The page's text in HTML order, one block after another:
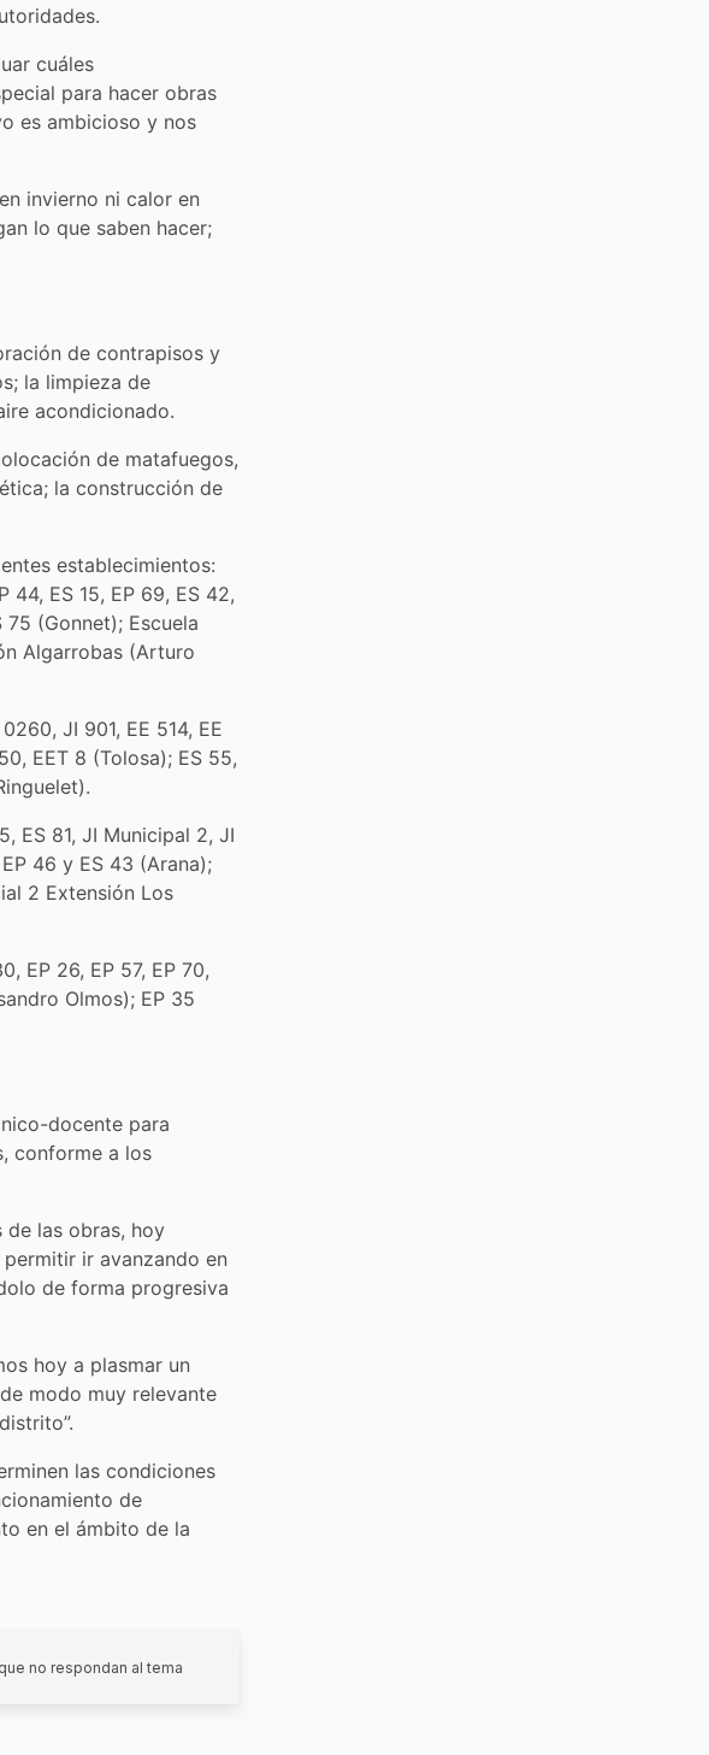
cuáles
para hacer obras
es ambicioso y nos
invierno ni calor en
lo que saben hacer;
de contrapisos y
la limpieza de
acondicionado.
de matafuegos,
la construcción de
establecimientos:
44, ES 15, EP 69, ES 42,
(Gonnet); Escuela
Algarrobas (Arturo
JI 901, EE 514, EE
EET 8 (Tolosa); ES 55,
ES 81, JI Municipal 2, JI
46 y ES 43 (Arana);
2 Extensión Los
EP 26, EP 57, EP 70,
Olmos); EP 35
docente para
conforme a los
de las obras, hoy
ir avanzando en
de forma progresiva
hoy a plasmar un
modo muy relevante
las condiciones
de
en el ámbito de la
no respondan al tema